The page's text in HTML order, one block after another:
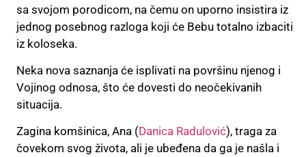
sa svojom porodicom, na čemu on uporno insistira iz
jednog posebnog razloga koji će Bebu totalno izbaciti
iz koloseka.
Neka nova saznanja će isplivati na površinu njenog i
Vojinog odnosa, što će dovesti do neočekivanih
situacija.
Zagina komšinica, Ana (Danica Radulović), traga za
čovekom svog života, ali je ubeđena da ga je našla i